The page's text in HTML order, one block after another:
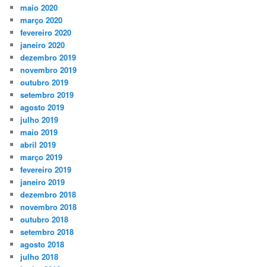
maio 2020
março 2020
fevereiro 2020
janeiro 2020
dezembro 2019
novembro 2019
outubro 2019
setembro 2019
agosto 2019
julho 2019
maio 2019
abril 2019
março 2019
fevereiro 2019
janeiro 2019
dezembro 2018
novembro 2018
outubro 2018
setembro 2018
agosto 2018
julho 2018